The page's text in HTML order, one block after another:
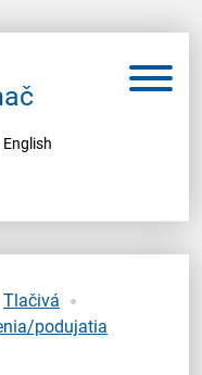
English
Tlačivá
podujatia